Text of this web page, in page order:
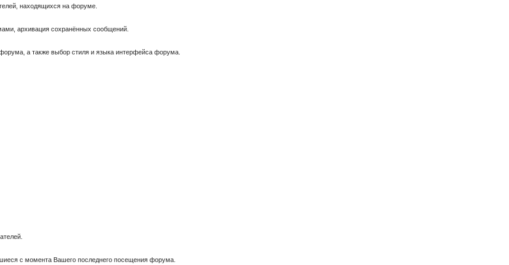
находящихся на форуме.
архивация сохранённых сообщений.
а также выбор стиля и языка интерфейса форума.
с момента Вашего последнего посещения форума.